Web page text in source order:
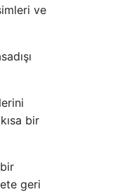
ve
bir
geri